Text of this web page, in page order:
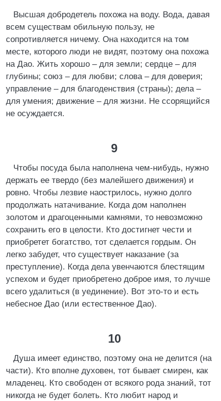
Высшая добродетель похожа на воду. Вода, давая
всем существам обильную пользу, не
сопротивляется ничему. Она находится на том
месте, которого люди не видят, поэтому она похожа
на Дао. Жить хорошо – для земли; сердце – для
глубины; союз – для любви; слова – для доверия;
управление – для благоденствия (страны); дела –
для умения; движение – для жизни. Не ссорящийся
не осуждается.
9
Чтобы посуда была наполнена чем-нибудь, нужно
держать ее твердо (без малейшего движения) и
ровно. Чтобы лезвие наострилось, нужно долго
продолжать натачивание. Когда дом наполнен
золотом и драгоценными камнями, то невозможно
сохранить его в целости. Кто достигнет чести и
приобретет богатство, тот сделается гордым. Он
легко забудет, что существует наказание (за
преступление). Когда дела увенчаются блестящим
успехом и будет приобретено доброе имя, то лучше
всего удалиться (в уединение). Вот это-то и есть
небесное Дао (или естественное Дао).
10
Душа имеет единство, поэтому она не делится (на
части). Кто вполне духовен, тот бывает смирен, как
младенец. Кто свободен от всякого рода знаний, тот
никогда не будет болеть. Кто любит народ и